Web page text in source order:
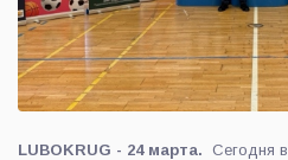
LUBOKRUG - 24 марта. Сегодня в